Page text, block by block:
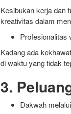
Kesibukan kerja dan
kreativitas dalam
Profesionalitas
Kadang ada
di waktu yang tidak
3.
Dakwah